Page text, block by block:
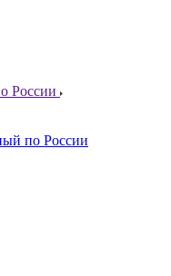
России
по России